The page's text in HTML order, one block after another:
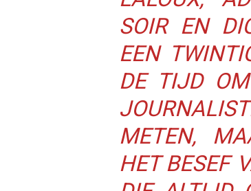
SOIR EN
EEN
DE TIJD
METEN,
HET BESEF